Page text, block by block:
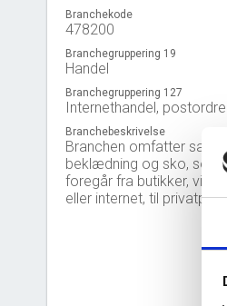
Branchekode
478200
Branchegruppering 19
Handel
Branchegruppering 127
Internethandel,
Branchebeskrivelse
Branchen omfatter salg
beklædning og sko, som
foregår fra butikker, via
eller internet, til